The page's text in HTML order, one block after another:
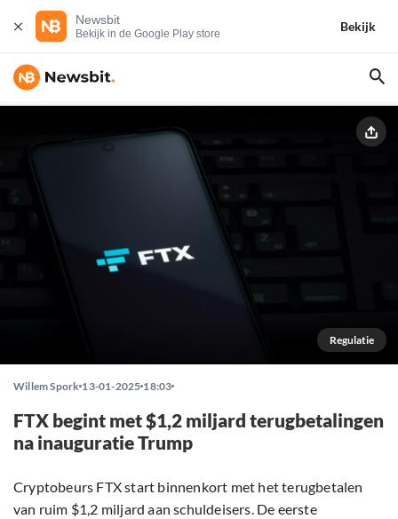
Newsbit
Bekijk in de Google Play store
Bekijk
Regulatie
Willem Spork 13-01-2025 18:03
FTX begint met $1,2 miljard terugbetalingen
na inauguratie Trump
Cryptobeurs FTX start binnenkort met het terugbetalen
van ruim $1,2 miljard aan schuldeisers. De eerste